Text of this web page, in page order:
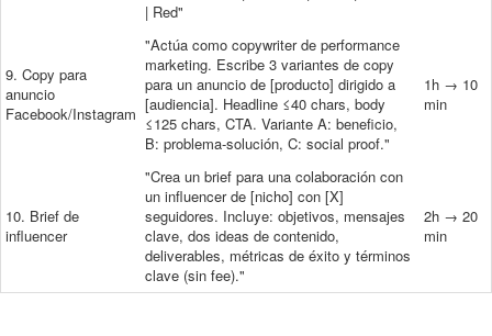
| Red"
9. Copy para
anuncio
Facebook/Instagram
"Actúa como copywriter de performance
marketing. Escribe 3 variantes de copy
para un anuncio de [producto] dirigido a
[audiencia]. Headline ≤40 chars, body
≤125 chars, CTA. Variante A: beneficio,
B: problema-solución, C: social proof."
1h → 10
min
10. Brief de
influencer
"Crea un brief para una colaboración con
un influencer de [nicho] con [X]
seguidores. Incluye: objetivos, mensajes
clave, dos ideas de contenido,
deliverables, métricas de éxito y términos
clave (sin fee)."
2h → 20
min